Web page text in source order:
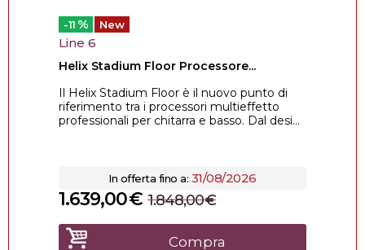
-11 % New
Line 6
Helix Stadium Floor Processore...
Il Helix Stadium Floor è il nuovo punto di
riferimento tra i processori multieffetto
professionali per chitarra e basso. Dal desi...
In offerta fino a: 31/08/2026
€
1.639,00 €
1.848,00
Compra